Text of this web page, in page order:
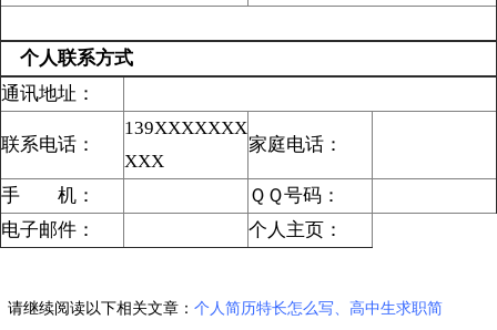
个人联系方式
通讯地址：
联系电话：
139XXXXXXX
XXX
家庭电话：
手 机：
ＱＱ号码：
电子邮件：
个人主页：
请继续阅读以下相关文章： 个人简历特长怎么写
高中生求职简